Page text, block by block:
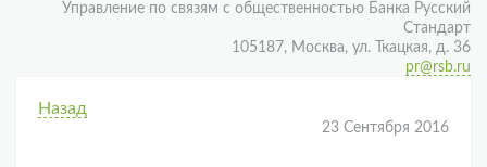
Управление по связям с общественностью Банка Русский
Стандарт
105187, Москва, ул. Ткацкая, д. 36
pr@rsb.ru
Назад
23 Сентября 2016